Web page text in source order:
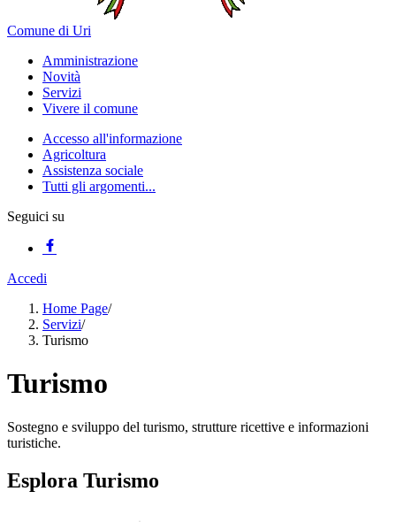
Comune di Uri
Amministrazione
Novità
Servizi
Vivere il comune
Accesso all'informazione
Agricoltura
Assistenza sociale
Tutti gli argomenti...
Seguici su
Accedi
Home Page/
Servizi/
Turismo
Turismo
Sostegno e sviluppo del turismo, strutture ricettive e informazioni
turistiche.
Esplora Turismo